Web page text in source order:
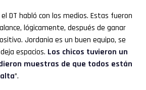
DT habló con los medios. Estas fueron
lógicamente, después de ganar
Jordania es un buen equipo, se
espacios. Los chicos tuvieron un
muestras de que todos están
”.